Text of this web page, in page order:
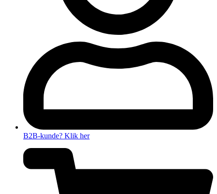
B2B-kunde? Klik her